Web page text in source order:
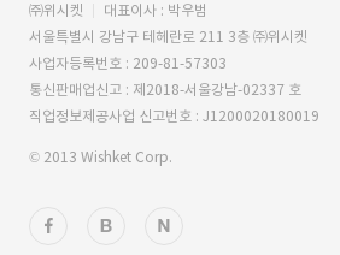
㈜위시켓
대표이사 : 박우범
서울특별시 강남구 테헤란로 211 3층 ㈜위시켓
사업자등록번호 : 209-81-57303
통신판매업신고 : 제2018-서울강남-02337 호
직업정보제공사업 신고번호 : J1200020180019
© 2013 Wishket Corp.